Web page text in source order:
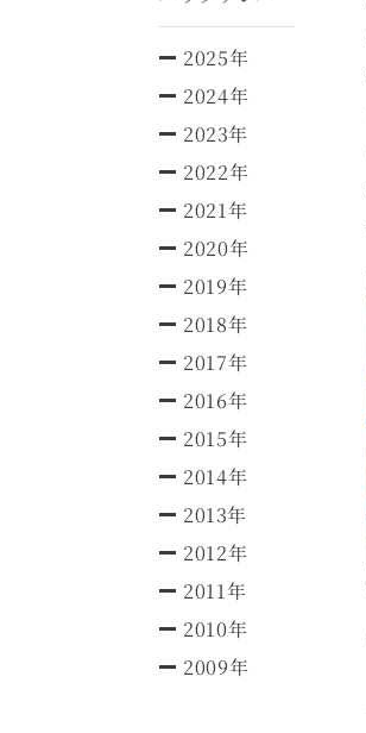
2025年
2024年
2023年
2022年
2021年
2020年
2019年
2018年
2017年
2016年
2015年
2014年
2013年
2012年
2011年
2010年
2009年